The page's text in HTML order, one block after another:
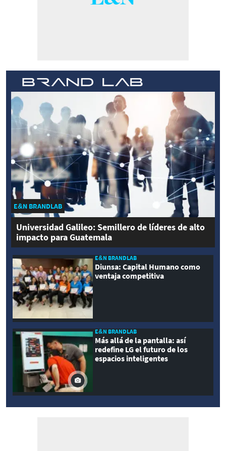
E&N BRANDLAB
Universidad Galileo: Semillero de líderes de alto
impacto para Guatemala
E&N BRANDLAB
Diunsa: Capital Humano como
ventaja competitiva
E&N BRANDLAB
Más allá de la pantalla: así
redefine LG el futuro de los
espacios inteligentes